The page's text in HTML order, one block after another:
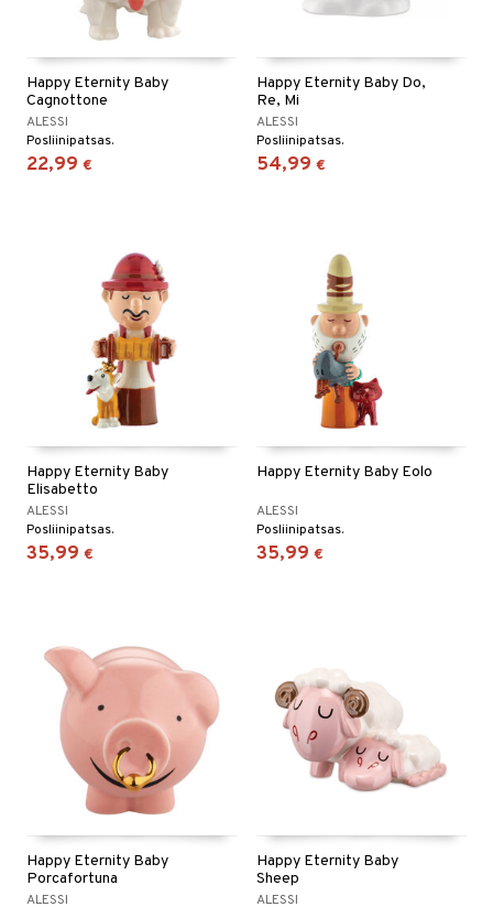
Happy Eternity Baby
Cagnottone
ALESSI
Posliinipatsas.
22,99 €
Happy Eternity Baby Do,
Re, Mi
ALESSI
Posliinipatsas.
54,99 €
Happy Eternity Baby
Elisabetto
ALESSI
Posliinipatsas.
35,99 €
Happy Eternity Baby Eolo
ALESSI
Posliinipatsas.
35,99 €
Happy Eternity Baby
Porcafortuna
ALESSI
Happy Eternity Baby
Sheep
ALESSI